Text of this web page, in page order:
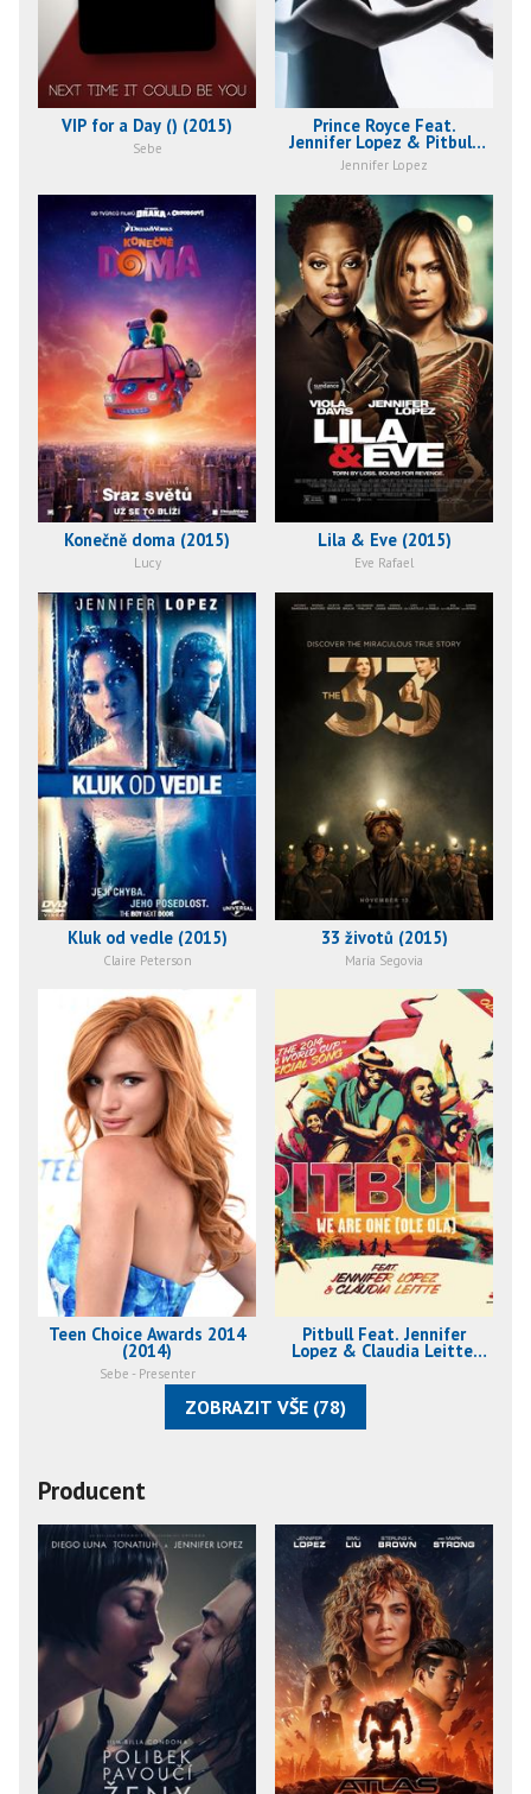
VIP for a Day () (2015)
Sebe
Prince Royce Feat.
Jennifer Lopez & Pitbull:
Back It Up (2015)
Jennifer Lopez
Konečně doma (2015)
Lucy
Lila & Eve (2015)
Eve Rafael
Kluk od vedle (2015)
Claire Peterson
33 životů (2015)
María Segovia
Teen Choice Awards 2014
(2014)
Sebe - Presenter
Pitbull Feat. Jennifer
Lopez & Claudia Leitte:
(2014)
ZOBRAZIT VŠE (78)
Producent